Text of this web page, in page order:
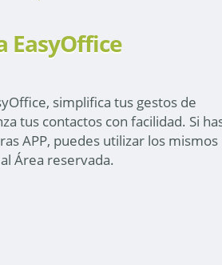
EasyOffice
simplifica tus gestos de
tus contactos con facilidad. Si
APP, puedes utilizar los mismos
Área reservada.